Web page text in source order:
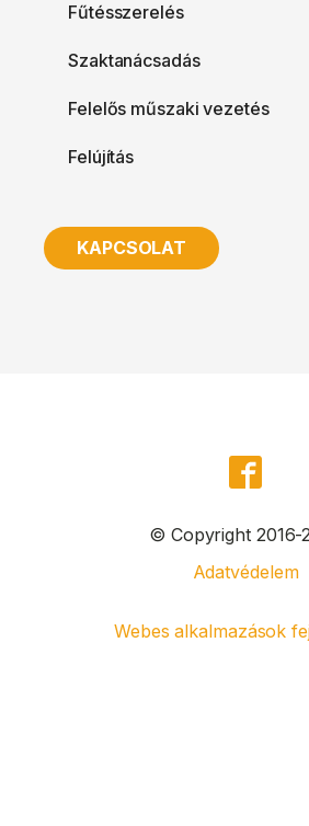
Fűtésszerelés
Szaktanácsadás
Felelős műszaki vezetés
Felújítás
KAPCSOLAT
© Copyright 2016-
Adatvédelem
Webes alkalmazások